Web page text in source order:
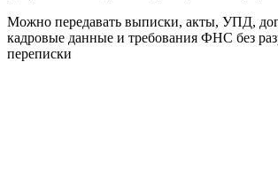
Можно передавать выписки, акты, УПД,
кадровые данные и требования ФНС без
переписки